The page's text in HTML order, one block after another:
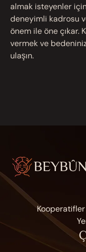
almak isteyenler
deneyimli kadrosu
önem ile öne çıkar.
vermek ve
ulaşın.
Kooperatifler